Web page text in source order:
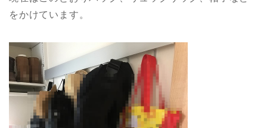
をかけています。